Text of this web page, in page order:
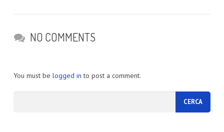
NO COMMENTS
You must be logged in to post a comment.